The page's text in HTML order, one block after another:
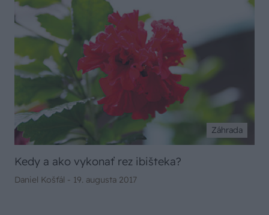
Záhrada
Kedy a ako vykonať rez ibišteka?
Daniel Košťál - 19. augusta 2017